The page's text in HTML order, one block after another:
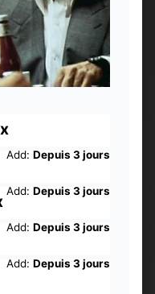
Add: Depuis 3 jours
Add: Depuis 3 jours
Add: Depuis 3 jours
Add: Depuis 3 jours